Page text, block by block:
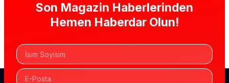
Son Magazin Haberlerinden
Hemen Haberdar Olun!